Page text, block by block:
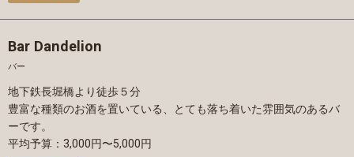
Bar Dandelion
バー
地下鉄長堀橋より徒歩５分
豊富な種類のお酒を置いている、とても落ち着いた雰囲気のあるバ
ーです。
平均予算：3,000円〜5,000円